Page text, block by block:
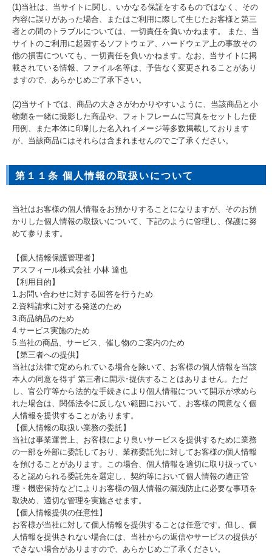
(1)当社は、当サイトに関し、いかなる保証をするものではなく、その
内容に誤りがあった場合、またはご利用に際して生じたお客様と第三
者との間のトラブルについては、一切責任を負いかねます。 また、当
サイトのご利用に起因するソフトウェア、ハードウェア上の事故その
他の損害についても、一切責任を負いかねます。なお、当サイトに掲
載されている情報、ファイル名等は、予告なく変更されることがあり
ますので、あらかじめご了承下さい。
(2)当サイトでは、商品の大きさがわかりやすいように、当該商品と小
物類を一緒に撮影した商品や、フォトフレームに写真をセットした使
用例、また本体に印刷した名入れイメージ等多数掲載しております
が、当該商品にはそれらは含まれませんのでご了承ください。
第１１条 個人情報の取扱いについて
当社はお客様の個人情報をお預かりすることになりますが、そのお預
かりした個人情報の取扱いについて、下記のように管理し、保護に努
めて参ります。
【個人情報保護管理者】
アスフィール株式会社 小林 達也
【利用目的】
1.お問い合わせに対する回答を行うため
2.資料請求に対する発送のため
3.商品納品のため
4.サービス実施のため
5.当社の商品、サービス、催し物のご案内のため
【第三者への提供】
当社は法律で定められている場合を除いて、お客様の個人情報を当該
本人の同意を得ず 第三者に開示･提供することはありません。ただ
し、官公庁等から法的な手続きにより個人情報について開示が求めら
れた場合は、関係法令に反しない範囲において、お客様の同意なく個
人情報を提供することがあります。
【個人情報の取扱い業務の委託】
当社は事業運営上、お客様により良いサービスを提供するために業務
の一部を外部に委託しており、業務委託先に対してお客様の個人情報
を預けることがあります。この場合、個人情報を適切に取り扱ってい
ると認められる委託先を選定し、契約等において個人情報の適正管
理・機密保持などによりお客様の個人情報の漏洩防止に必要な事項を
取決め、適切な管理を実施させます。
【個人情報提供の任意性】
お客様が当社に対して個人情報を提供することは任意です。但し、個
人情報を提供されない場合には、当社からの返信やサービスの提供が
できない場合がありますので、あらかじめご了承ください。